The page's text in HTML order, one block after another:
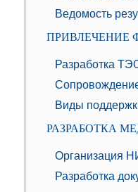
Ведомость
ПРИВЛЕЧЕНИЕ
Разработка
Виды
РАЗРАБОТКА
Организация
Разработка